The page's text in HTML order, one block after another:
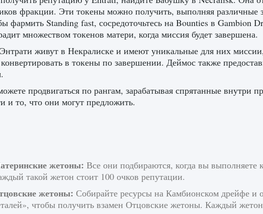
фракции. Эти токены можно получить, выполняя различные
фармить Standing fast, сосредоточьтесь на Bounties в Gambion
множеством токенов матери, когда миссия будет завершена.
живут в Некралиске и имеют уникальные для них
в токены по завершении. Деймос также
продвигаться по рангам, зарабатывая спрятанные внутри
и то, что они могут предложить.
жетоны: Все они подбираются, когда вы
такой жетон стоит 100 очков репутации.
жетоны: Собирайте ресурсы на Камбионском дрейфе и
чтобы получить взамен Отцовские жетоны. Каждый жетон